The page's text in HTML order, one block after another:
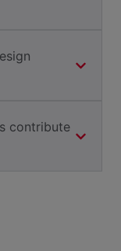
contribute